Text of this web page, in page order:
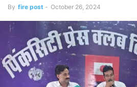
By fire post - October 26, 2024